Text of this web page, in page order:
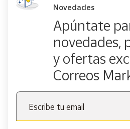
Novedades
Apúntate
novedades,
y ofertas
Correos
Escribe tu email